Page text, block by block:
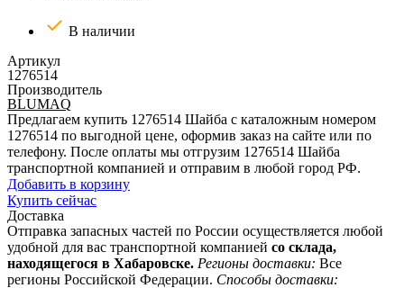
В наличии
Артикул
1276514
Производитель
BLUMAQ
Предлагаем купить 1276514 Шайба с каталожным номером
1276514 по выгодной цене, оформив заказ на сайте или по
телефону. После оплаты мы отгрузим 1276514 Шайба
транспортной компанией и отправим в любой город РФ.
Добавить в корзину
Купить сейчас
Доставка
Отправка запасных частей по России осуществляется любой
удобной для вас транспортной компанией со склада,
находящегося в Хабаровске. Регионы доставки: Все
регионы Российской Федерации. Способы доставки: